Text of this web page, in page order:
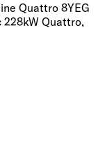
Quattro 8YEG
228kW Quattro,